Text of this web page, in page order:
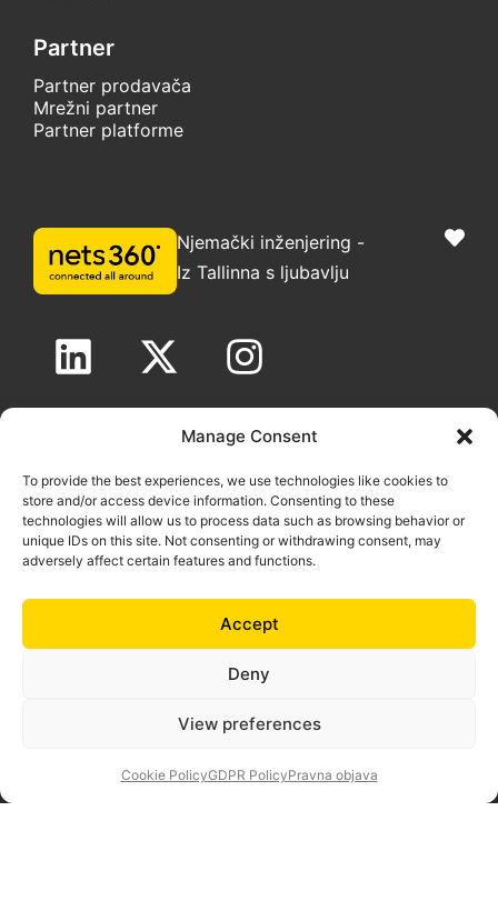
Manage Consent
To provide the best experiences, we use technologies like cookies to
store and/or access device information. Consenting to these
technologies will allow us to process data such as browsing behavior or
unique IDs on this site. Not consenting or withdrawing consent, may
adversely affect certain features and functions.
Accept
Deny
View preferences
Cookie PolicyGDPR PolicyPravna objava
Partner
Partner prodavača
Mrežni partner
Partner platforme
Njemački inženjering -
Iz Tallinna s ljubavlju
Autorska prava nets360 OÜ 2025. Sva prava pridržana.
100% Proizvedeno u Europi za Europu.
za poslovna poduzeća, nevladine organizacije i javne